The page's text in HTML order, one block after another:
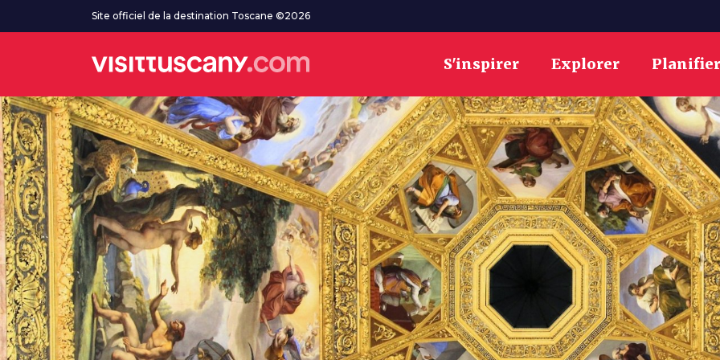
Aller au contenu principalSite officiel de la destination Toscane ©2026
S'inspirer Explorer Planifier